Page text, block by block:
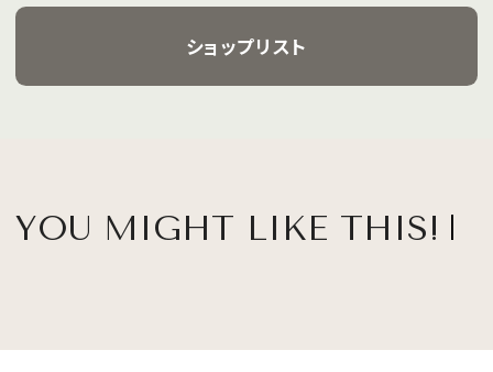
ショップリスト
YOU MIGHT LIKE THIS!